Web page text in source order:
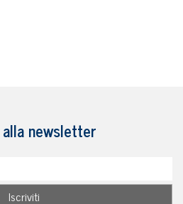
newsletter